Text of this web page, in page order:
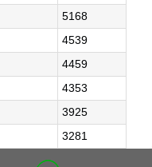
5168
4539
4459
4353
3925
3281